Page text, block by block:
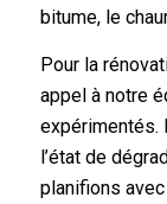
bitume, le
Pour la
appel à notre
expérimentés.
l’état de
planifions